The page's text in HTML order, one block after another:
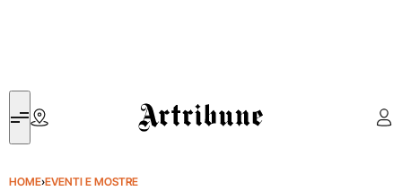
Artribune
HOME›EVENTI E MOSTRE